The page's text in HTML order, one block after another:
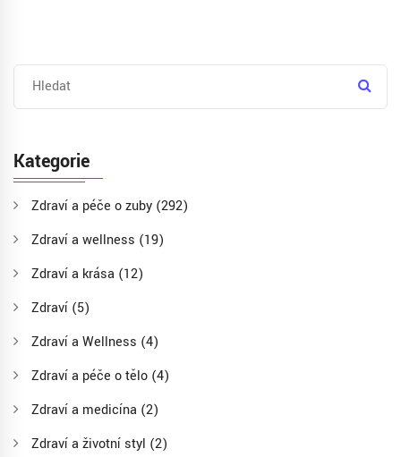
Kategorie
Zdraví a péče o zuby (292)
Zdraví a wellness (19)
Zdraví a krása (12)
Zdraví (5)
Zdraví a Wellness (4)
Zdraví a péče o tělo (4)
Zdraví a medicína (2)
Zdraví a životní styl (2)